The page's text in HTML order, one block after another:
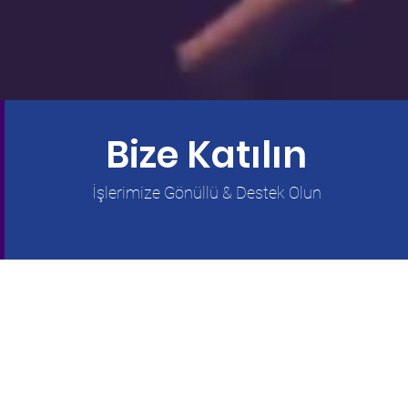
Bize Katılın
İşlerimize Gönüllü & Destek Olun